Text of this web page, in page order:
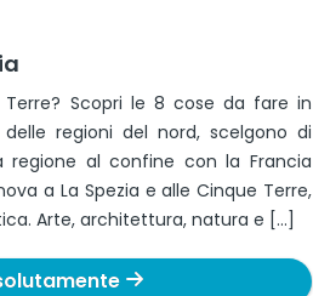
Scopri le 8 cose da fare in
regioni del nord, scelgono di
regione al confine con la Francia
a La Spezia e alle Cinque Terre,
Arte, architettura, natura e […]